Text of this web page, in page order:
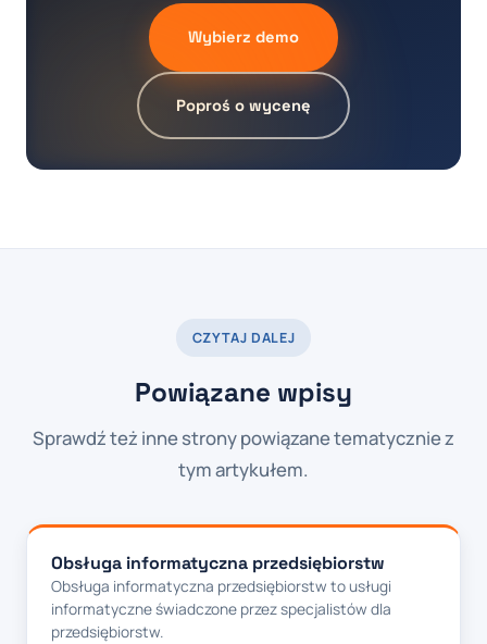
Wybierz demo
Poproś o wycenę
CZYTAJ DALEJ
Powiązane wpisy
Sprawdź też inne strony powiązane tematycznie z
tym artykułem.
Obsługa informatyczna przedsiębiorstw
Obsługa informatyczna przedsiębiorstw to usługi
informatyczne świadczone przez specjalistów dla
przedsiębiorstw.